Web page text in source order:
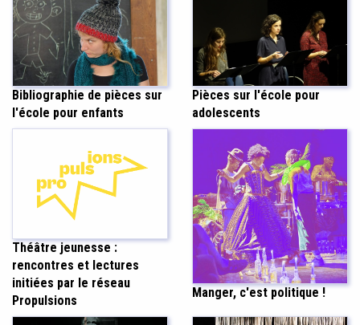
Bibliographie de pièces sur
l'école pour enfants
Pièces sur l'école pour
adolescents
Théâtre jeunesse :
rencontres et lectures
initiées par le réseau
Propulsions
Manger, c'est politique !